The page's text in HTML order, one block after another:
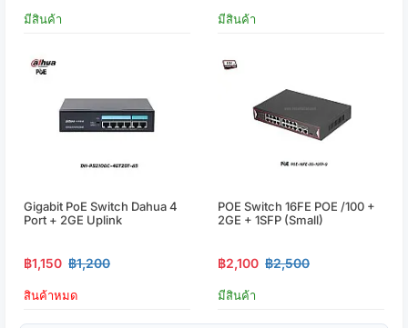
มีสินค้า มีสินค้า
Gigabit PoE Switch Dahua 4
Port + 2GE Uplink
฿1,150 ฿1,200
สินค้าหมด
POE Switch 16FE POE /100 +
2GE + 1SFP (small)
฿2,100 ฿2,500
มีสินค้า